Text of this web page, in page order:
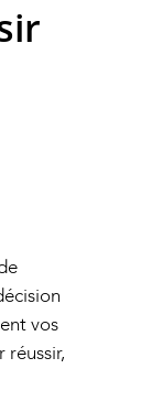
vos
réussir,